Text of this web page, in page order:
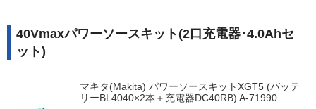
40Vmaxパワーソースキット(2口充電器･4.0Ahセ
ット)
マキタ(Makita) パワーソースキットXGT5 (バッテ
リーBL4040×2本＋充電器DC40RB) A-71990